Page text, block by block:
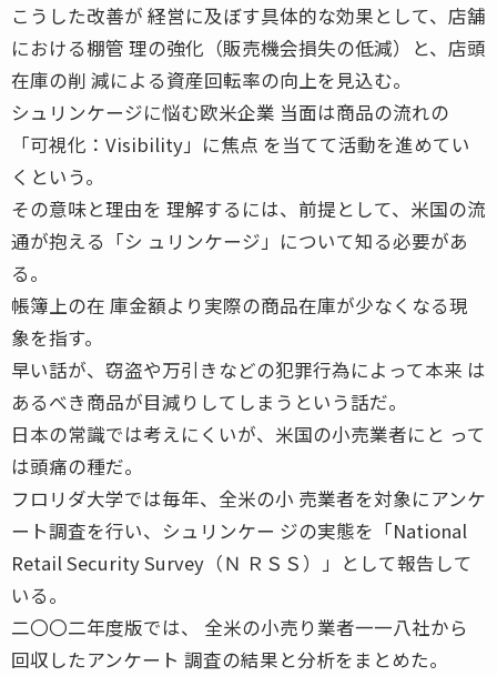
こうした改善が 経営に及ぼす具体的な効果として、店舗
における棚管 理の強化（販売機会損失の低減）と、店頭
在庫の削 減による資産回転率の向上を見込む。
シュリンケージに悩む欧米企業 当面は商品の流れの
「可視化：Visibility」に焦点 を当てて活動を進めてい
くという。
その意味と理由を 理解するには、前提として、米国の流
通が抱える「シ ュリンケージ」について知る必要があ
る。
帳簿上の在 庫金額より実際の商品在庫が少なくなる現
象を指す。
早い話が、窃盗や万引きなどの犯罪行為によって本来 は
あるべき商品が目減りしてしまうという話だ。
日本の常識では考えにくいが、米国の小売業者にと って
は頭痛の種だ。
フロリダ大学では毎年、全米の小 売業者を対象にアンケ
ート調査を行い、シュリンケー ジの実態を「National
Retail Security Survey（Ｎ ＲＳＳ）」として報告して
いる。
二〇〇二年度版では、 全米の小売り業者一一八社から
回収したアンケート 調査の結果と分析をまとめた。